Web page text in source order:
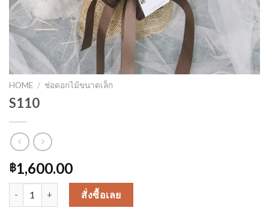
HOME / ช่อดอกไม้ขนาดเล็ก
S110
฿1,600.00
S110 quantity สั่งซื้อเลย